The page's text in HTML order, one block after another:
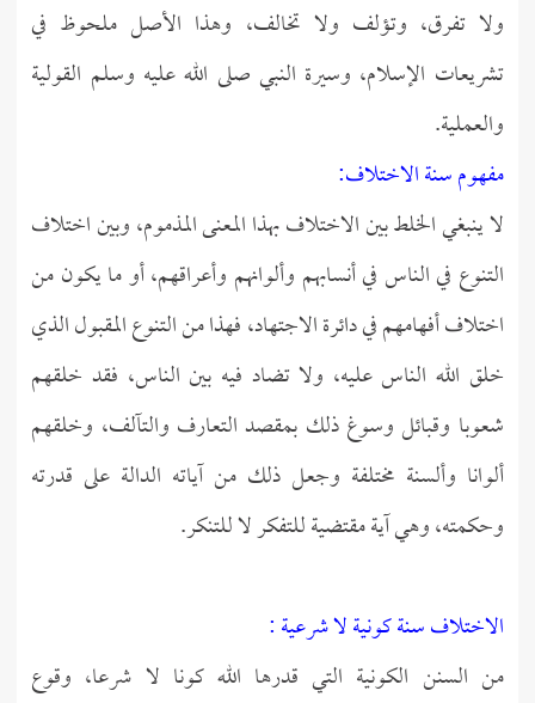
ولا تفرق، وتؤلف ولا تخالف، وهذا الأصل ملحوظ في
تشريعات الإسلام، وسيرة النبي صلى الله عليه وسلم القولية
والعملية.
مفهوم سنة الاختلاف:
لا ينبغي الخلط بين الاختلاف بهذا المعنى المذموم، وبين اختلاف
التنوع في الناس في أنسابهم وألوانهم وأعراقهم، أو ما يكون من
اختلاف أفهامهم في دائرة الاجتهاد، فهذا من التنوع المقبول الذي
خلق الله الناس عليه، ولا تضاد فيه بين الناس، فقد خلقهم
شعوبا وقبائل وسوغ ذلك بمقصد التعارف والتآلف، وخلقهم
ألوانا وألسنة مختلفة وجعل ذلك من آياته الدالة على قدرته
وحكمته، وهي آية مقتضية للتفكر لا للتنكر.
الاختلافسنة كونية لا شرعية :
من السنن الكونية التي قدرها الله كونا لا شرعا، وقوع